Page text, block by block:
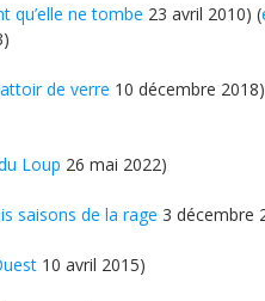
qu’elle ne tombe 23 avril 2010) (
de verre 10 décembre
Loup 26 mai 2022)
saisons de la rage 3 décembre
10 avril 2015)